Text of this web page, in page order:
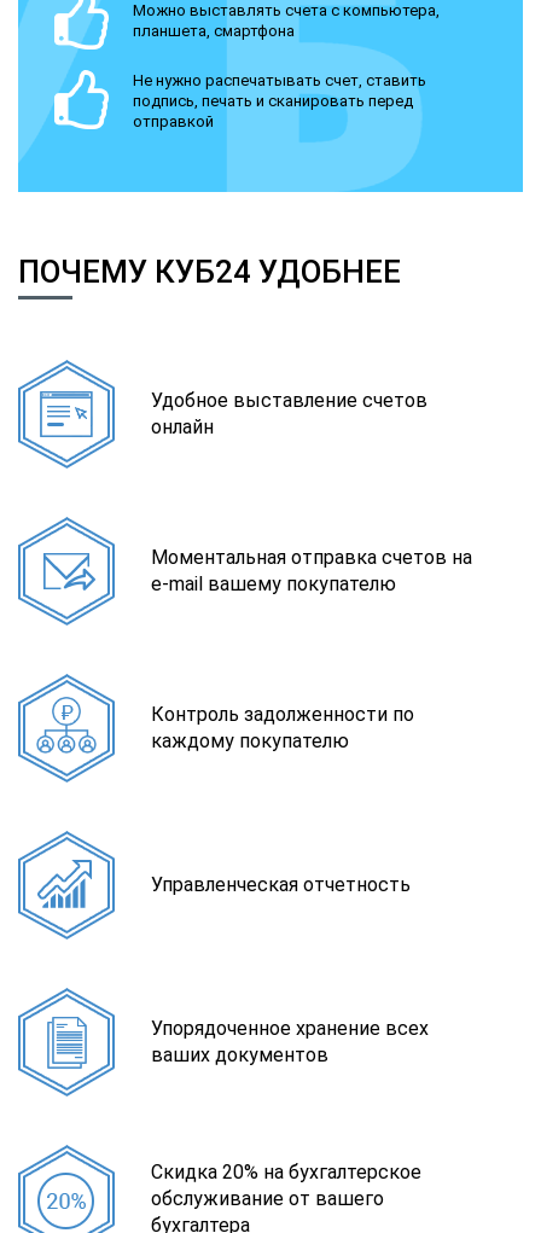
Можно выставлять счета с компьютера,
планшета, смартфона
Не нужно распечатывать счет, ставить
подпись, печать и сканировать перед
отправкой
ПОЧЕМУ КУБ24 УДОБНЕЕ
Удобное выставление счетов
онлайн
Моментальная отправка счетов на
e-mail вашему покупателю
Контроль задолженности по
каждому покупателю
Управленческая отчетность
Упорядоченное хранение всех
ваших документов
Скидка 20% на бухгалтерское
обслуживание от вашего
бухгалтера